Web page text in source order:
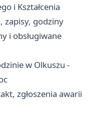
i Kształcenia
zapisy, godziny
i obsługiwane
w Olkuszu -
zgłoszenia awarii